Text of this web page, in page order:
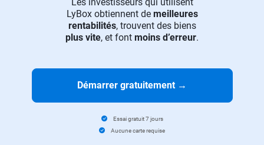
LyBox obtiennent de meilleures
rentabilités, trouvent des biens
plus vite, et font moins d’erreur.
Démarrer gratuitement →
Essai gratuit 7 jours
Aucune carte requise